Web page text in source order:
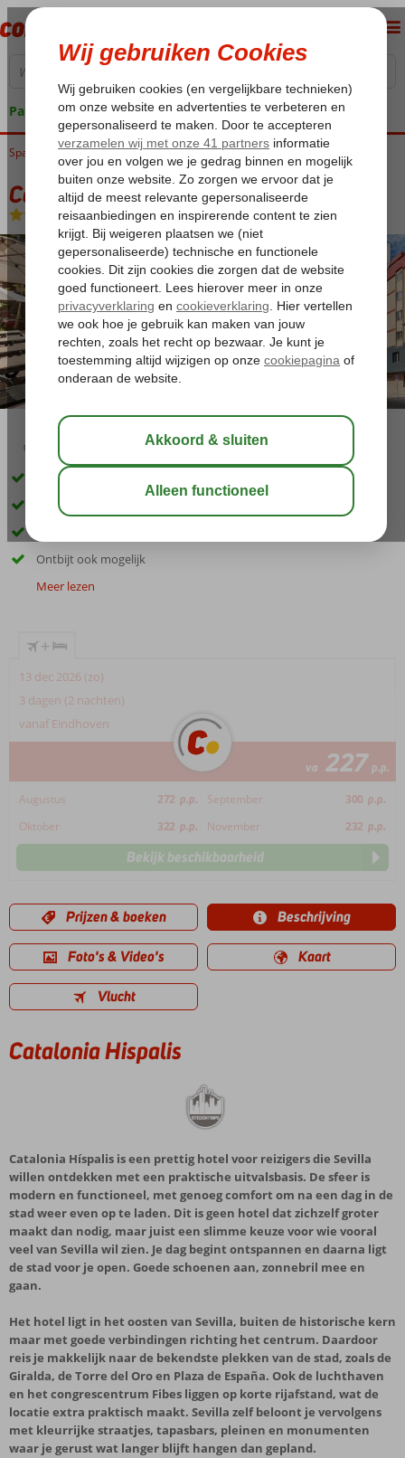
Pakketgarantie
Home
Spanje Costa de la Luz Sevilla Catalonia Hispalis
Catalonia Hispalis
Logies-Hotel
02:45
Praktische ligging buiten het centrum van Sevilla
Goede verbinding met het centrum
Ontbijt ook mogelijk
Meer lezen
+
13 dec 2026 (zo)
3 dagen (2 nachten)
vanaf Eindhoven
va 227 p.p.
Augustus 272 p.p. September 300 p.p.
Oktober
322 p.p. November 232 p.p.
Bekijk beschikbaarheid
Prijzen & boeken Beschrijving
Foto's & Video's Kaart
Vlucht
Catalonia Hispalis
Catalonia Híspalis is een prettig hotel voor reizigers die Sevilla
willen ontdekken met een praktische uitvalsbasis. De sfeer is
modern en functioneel, met genoeg comfort om na een dag in de
stad weer even op te laden. Dit is geen hotel dat zichzelf groter
maakt dan nodig, maar juist een slimme keuze voor wie vooral
veel van Sevilla wil zien. Je dag begint ontspannen en daarna ligt
de stad voor je open. Goede schoenen aan, zonnebril mee en
gaan.
Het hotel ligt in het oosten van Sevilla, buiten de historische kern
maar met goede verbindingen richting het centrum. Daardoor
reis je makkelijk naar de bekendste plekken van de stad, zoals de
Giralda, de Torre del Oro en Plaza de España. Ook de luchthaven
en het congrescentrum Fibes liggen op korte rijafstand, wat de
locatie extra praktisch maakt. Sevilla zelf beloont je vervolgens
met kleurrijke straatjes, tapasbars, pleinen en monumenten
waar je gerust wat langer blijft hangen dan gepland.